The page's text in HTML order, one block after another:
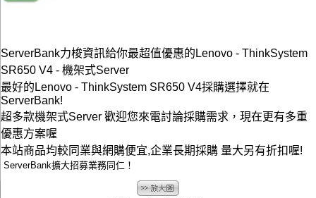
ServerBank力梭資訊給你最超值優惠的Lenovo - ThinkSystem
SR650 V4 - 機架式Server
最好的Lenovo - ThinkSystem SR650 V4採購選擇就在
ServerBank!
超多款機架式Server 歡迎您來電討論採購需求，現在更有多重
優惠方案喔
本站商品均較同業與網購便宜,企業長期採購 量大另有折扣喔!
ServerBank擴大招募業務同仁！